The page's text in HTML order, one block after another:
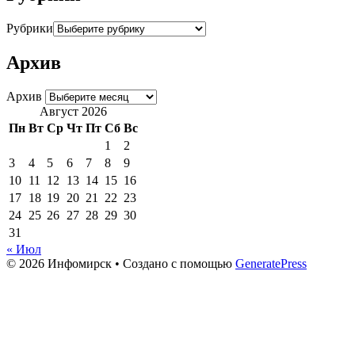
Рубрики
Архив
Архив
Август 2026
Пн Вт Ср Чт Пт Сб Вс
1
2
3
4 5 6 7 8
9
10 11 12 13 14 15 16
17 18 19 20 21 22 23
24 25 26 27 28 29 30
31
« Июл
© 2026 Инфомирск • Создано с помощью GeneratePress